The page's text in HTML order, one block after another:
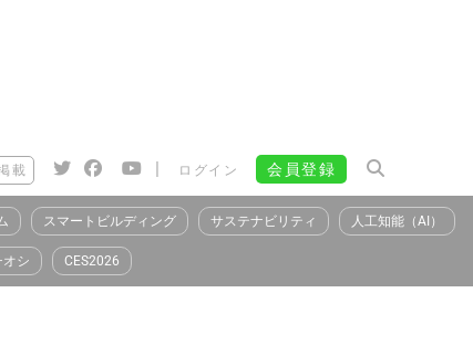
載 | ログイン 会員登録
スマートビルディング サステナビリティ 人工知能（AI）
オシ CES2026